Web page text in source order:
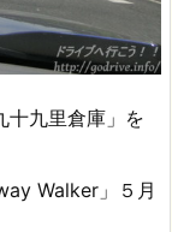
十九里倉庫」を
Walker」５月